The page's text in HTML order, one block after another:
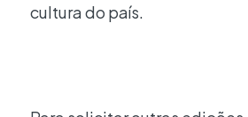
cultura do país.